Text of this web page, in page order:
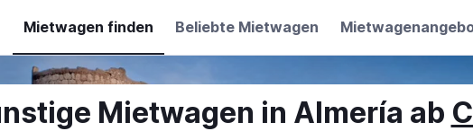
Mietwagen finden Beliebte Mietwagen
Mietwagen in Almería ab